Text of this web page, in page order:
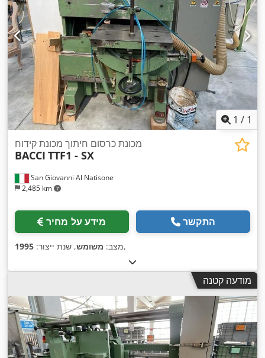
1 / 1
San Giovanni Al Natisone
2,485 km
מכונת כרסום חיתוך מכונת קידוח
BACCI TTF1 - SX
מידע על מחיר התקשר
מצב: משומש, שנת ייצור: 1995 ,
מודעה קטנה